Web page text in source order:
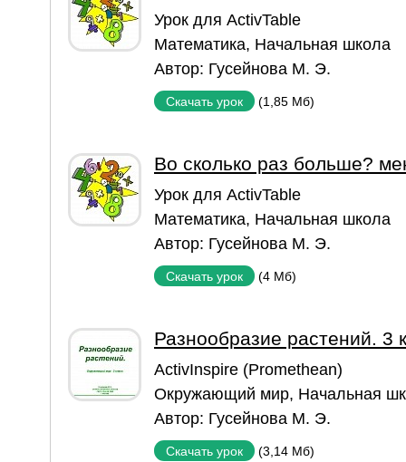
Урок для ActivTable
Математика, Начальная школа
Автор: Гусейнова М. Э.
Скачать урок (1,85 Мб)
Во сколько раз больше?
Урок для ActivTable
Математика, Начальная школа
Автор: Гусейнова М. Э.
Скачать урок (4 Мб)
Разнообразие растений. 3
ActivInspire (Promethean)
Окружающий мир, Начальная
Автор: Гусейнова М. Э.
Скачать урок (3,14 Мб)